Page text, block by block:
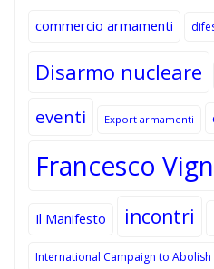
commercio armamenti
Disarmo nucleare
eventi Export armamenti
Francesco
Il Manifesto incontri
International Campaign to